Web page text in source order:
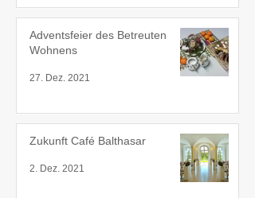
Adventsfeier des Betreuten
Wohnens
27. Dez. 2021
Zukunft Café Balthasar
2. Dez. 2021